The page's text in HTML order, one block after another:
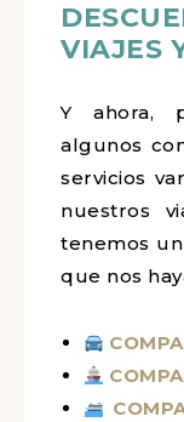
VIAJES
Y ahora,
algunos
servicios
nuestros
tenemos
que nos